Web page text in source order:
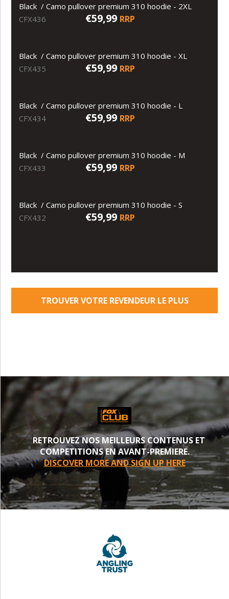
Black / Camo pullover premium 310 hoodie - 2XL
CFX436
€59,99 RRP
Black / Camo pullover premium 310 hoodie - XL
CFX435
€59,99 RRP
Black / Camo pullover premium 310 hoodie - L
CFX434
€59,99 RRP
Black / Camo pullover premium 310 hoodie - M
CFX433
€59,99 RRP
Black / Camo pullover premium 310 hoodie - S
CFX432
€59,99 RRP
TROUVER VOTRE REVENDEUR LE PLUS
RETROUVEZ NOS MEILLEURS CONTENUS ET
COMPETITIONS EN AVANT-PREMIERE.
DISCOVER MORE AND SIGN UP HERE